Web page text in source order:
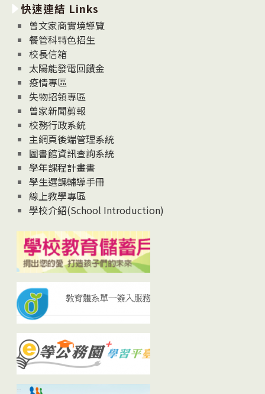
消
息
News
快速連結 Links
曾文家商實境導覽
餐管科特色招生
校長信箱
太陽能發電回饋金
疫情專區
失物招領專區
曾家新聞剪報
校務行政系統
主網頁後端管理系統
圖書館資訊查詢系統
學年課程計畫書
學生選課輔導手冊
線上教學專區
學校介紹(School Introduction)